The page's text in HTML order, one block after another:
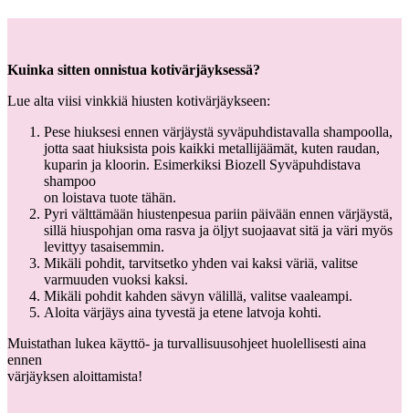
Kuinka sitten onnistua kotivärjäyksessä?
Lue alta viisi vinkkiä hiusten kotivärjäykseen:
Pese hiuksesi ennen värjäystä syväpuhdistavalla shampoolla,
jotta saat hiuksista pois kaikki metallijäämät, kuten raudan,
kuparin ja kloorin. Esimerkiksi Biozell Syväpuhdistava
shampoo
on loistava tuote tähän.
Pyri välttämään hiustenpesua pariin päivään ennen värjäystä,
sillä hiuspohjan oma rasva ja öljyt suojaavat sitä ja väri myös
levittyy tasaisemmin.
Mikäli pohdit, tarvitsetko yhden vai kaksi väriä, valitse
varmuuden vuoksi kaksi.
Mikäli pohdit kahden sävyn välillä, valitse vaaleampi.
Aloita värjäys aina tyvestä ja etene latvoja kohti.
Muistathan lukea käyttö- ja turvallisuusohjeet huolellisesti aina
ennen
värjäyksen aloittamista!